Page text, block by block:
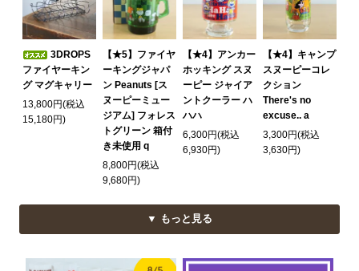
3DROPS
ファイヤーキン
グ マグキャリー
13,800円(税込
15,180円)
【★5】ファイヤ
ーキングジャパ
ン Peanuts [ス
ヌーピーミュー
ジアム] フォレス
トグリーン 箱付
き未使用 q
8,800円(税込
9,680円)
【★4】アンカー
ホッキング スヌ
ーピー ジャイア
ントクーラー ハ
ハハ
6,300円(税込
6,930円)
【★4】キャンプ
スヌーピーコレ
クション
There's no
excuse.. a
3,300円(税込
3,630円)
▼ もっと見る